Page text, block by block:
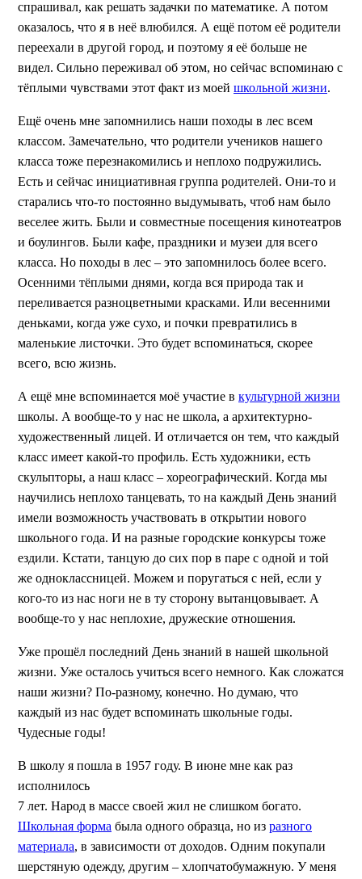
спрашивал, как решать задачки по математике. А потом
оказалось, что я в неё влюбился. А ещё потом её родители
переехали в другой город, и поэтому я её больше не
видел. Сильно переживал об этом, но сейчас вспоминаю с
тёплыми чувствами этот факт из моей школьной жизни.
Ещё очень мне запомнились наши походы в лес всем
классом. Замечательно, что родители учеников нашего
класса тоже перезнакомились и неплохо подружились.
Есть и сейчас инициативная группа родителей. Они-то и
старались что-то постоянно выдумывать, чтоб нам было
веселее жить. Были и совместные посещения кинотеатров
и боулингов. Были кафе, праздники и музеи для всего
класса. Но походы в лес – это запомнилось более всего.
Осенними тёплыми днями, когда вся природа так и
переливается разноцветными красками. Или весенними
деньками, когда уже сухо, и почки превратились в
маленькие листочки. Это будет вспоминаться, скорее
всего, всю жизнь.
А ещё мне вспоминается моё участие в культурной жизни
школы. А вообще-то у нас не школа, а архитектурно-
художественный лицей. И отличается он тем, что каждый
класс имеет какой-то профиль. Есть художники, есть
скульпторы, а наш класс – хореографический. Когда мы
научились неплохо танцевать, то на каждый День знаний
имели возможность участвовать в открытии нового
школьного года. И на разные городские конкурсы тоже
ездили. Кстати, танцую до сих пор в паре с одной и той
же одноклассницей. Можем и поругаться с ней, если у
кого-то из нас ноги не в ту сторону вытанцовывает. А
вообще-то у нас неплохие, дружеские отношения.
Уже прошёл последний День знаний в нашей школьной
жизни. Уже осталось учиться всего немного. Как сложатся
наши жизни? По-разному, конечно. Но думаю, что
каждый из нас будет вспоминать школьные годы.
Чудесные годы!
В школу я пошла в 1957 году. В июне мне как раз
исполнилось
7 лет. Народ в массе своей жил не слишком богато.
Школьная форма была одного образца, но из разного
материала, в зависимости от доходов. Одним покупали
шерстяную одежду, другим – хлопчатобумажную. У меня